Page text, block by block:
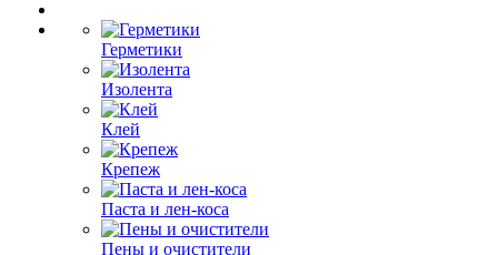
Герметики
Изолента
Клей
Крепеж
Паста и лен-коса
Пены и очистители